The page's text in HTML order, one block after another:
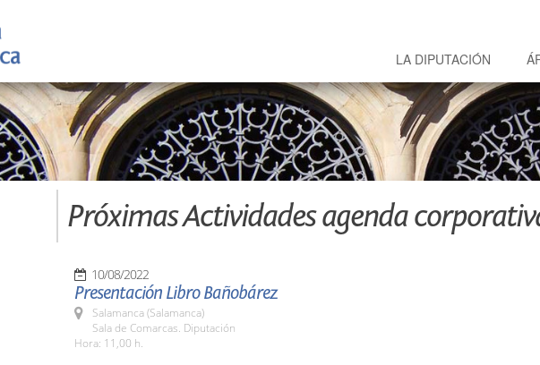
LA DIPUTACIÓN
Próximas Actividades agenda
10/08/2022
Presentación Libro Bañobárez
Salamanca (Salamanca)
Sala de Comarcas. Diputación
Hora: 11,00 h.